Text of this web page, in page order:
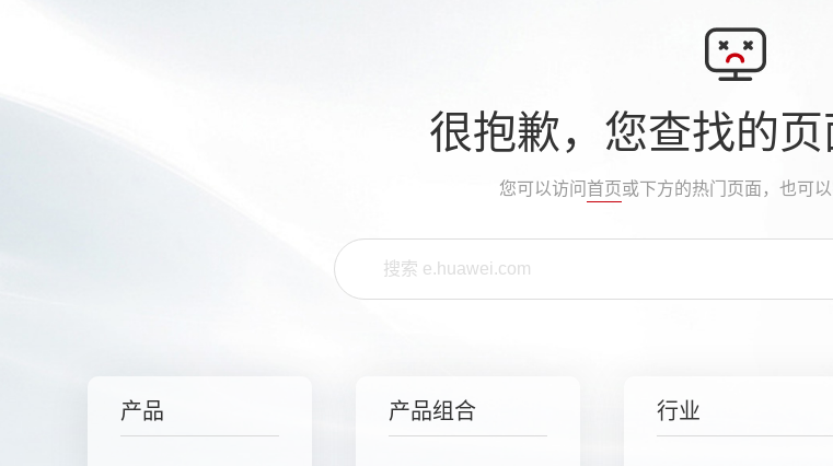
很抱歉，您查找的
您可以访问 首页或下方的热门页面，也可
产品 产品组合 行业